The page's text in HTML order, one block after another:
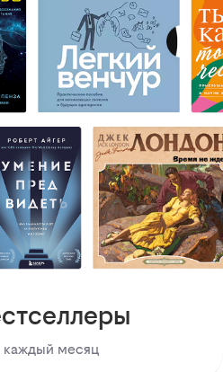
каждый месяц